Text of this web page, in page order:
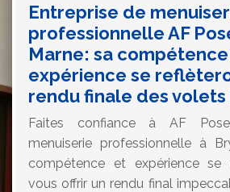
Entreprise de
professionnelle AF
Marne: sa
expérience se
rendu finale des
Faites confiance à AF
menuiserie professionnelle à
compétence et expérience se
vous offrir un rendu final